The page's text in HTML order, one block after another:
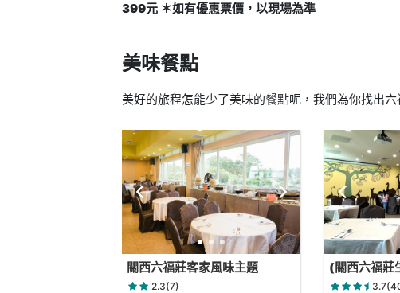
399元 ＊如有優惠票價，以現場為準
美味餐點
美好的旅程怎能少了美味的餐點呢，我們為你找出
關西六福莊客家風味主題
Phoenix 餐廳
2.3(7)
(關西六福莊
角餐廳